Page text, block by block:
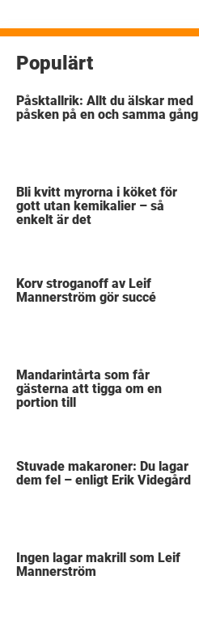
Populärt
Påsktallrik: Allt du älskar med
påsken på en och samma gång
Bli kvitt myrorna i köket för
gott utan kemikalier – så
enkelt är det
Korv stroganoff av Leif
Mannerström gör succé
Mandarintårta som får
gästerna att tigga om en
portion till
Stuvade makaroner: Du lagar
dem fel – enligt Erik Videgård
Ingen lagar makrill som Leif
Mannerström